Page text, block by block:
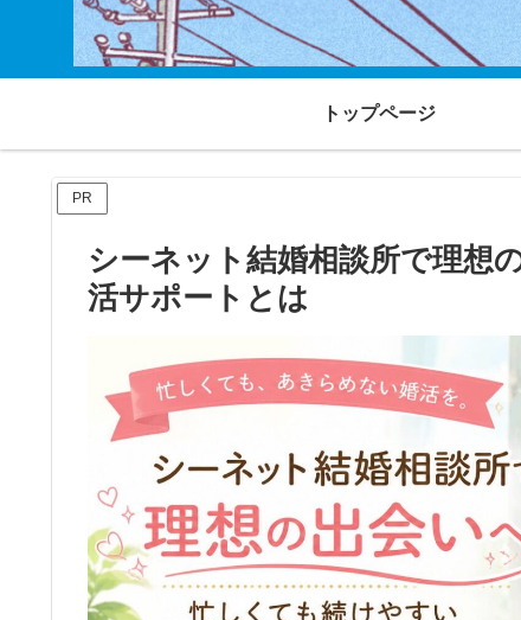
トップページ
PR
シーネット結婚相談所で理想
活サポートとは